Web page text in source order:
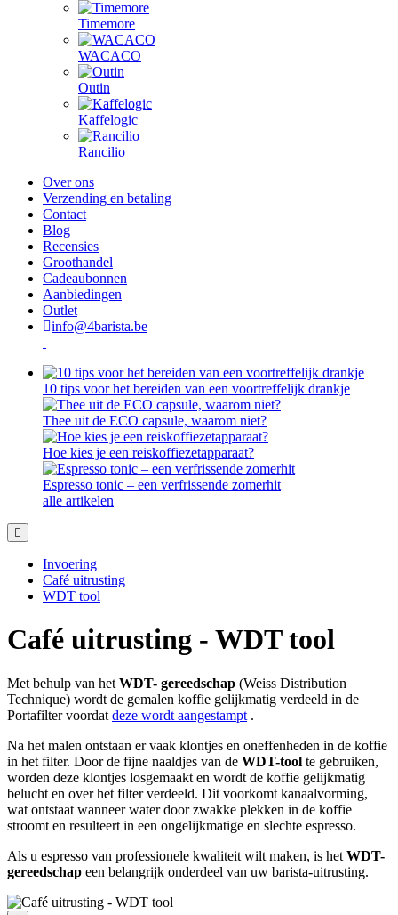
Timemore
WACACO
Outin
Kaffelogic
Rancilio
Over ons
Verzending en betaling
Contact
Blog
Recensies
Groothandel
Cadeaubonnen
Aanbiedingen
Outlet
info@4barista.be
10 tips voor het bereiden van een voortreffelijk drankje
Thee uit de ECO capsule, waarom niet?
Hoe kies je een reiskoffiezetapparaat?
Espresso tonic – een verfrissende zomerhit
alle artikelen
Invoering
Café uitrusting
WDT tool
Café uitrusting - WDT tool
Met behulp van het WDT- gereedschap (Weiss Distribution
Technique) wordt de gemalen koffie gelijkmatig verdeeld in de
Portafilter voordat deze wordt aangestampt .
Na het malen ontstaan er vaak klontjes en oneffenheden in de koffie
in het filter. Door de fijne naaldjes van de WDT-tool te gebruiken,
worden deze klontjes losgemaakt en wordt de koffie gelijkmatig
belucht en over het filter verdeeld. Dit voorkomt kanaalvorming,
wat ontstaat wanneer water door zwakke plekken in de koffie
stroomt en resulteert in een ongelijkmatige en slechte espresso.
Als u espresso van professionele kwaliteit wilt maken, is het WDT-
gereedschap een belangrijk onderdeel van uw barista-uitrusting.